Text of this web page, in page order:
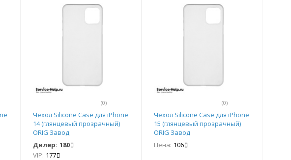
(0)
Чехол Silicone Case для iPhone
14 (глянцевый прозрачный)
ORIG Завод
Дилер: 180
VIP: 177
(0)
Чехол Silicone Case для iPhone
15 (глянцевый прозрачный)
ORIG Завод
Цена: 106